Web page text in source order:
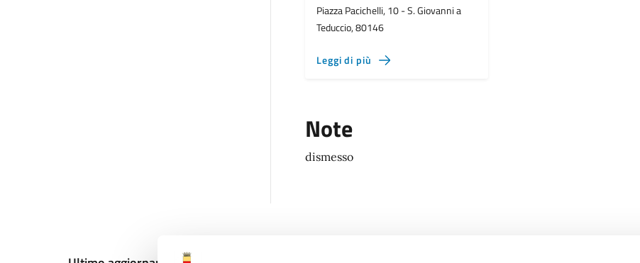
Piazza Pacichelli, 10 - S. Giovanni a
Teduccio, 80146
Leggi di più
Note
dismesso